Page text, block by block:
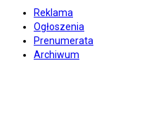
Reklama
Ogłoszenia
Prenumerata
Archiwum